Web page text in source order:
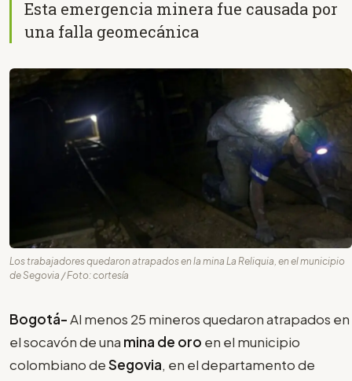
Esta emergencia minera fue causada por
una falla geomecánica
Los trabajadores quedaron atrapados en la mina La Reliquia, en el municipio
de Segovia / Foto: cortesía
Bogotá-Al menos 25 mineros quedaron atrapados en
el socavón de una mina de oro en el municipio
colombiano deSegovia, en el departamento de